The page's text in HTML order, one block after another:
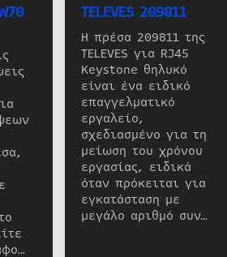
TELEVES 209811
Η πρέσα 209811 της
TELEVES για RJ45
Keystone θηλυκό
είναι ένα ειδικό
επαγγελματικό
εργαλείο,
σχεδιασμένο για τη
μείωση του χρόνου
εργασίας, ειδικά
όταν πρόκειται για
εγκατάσταση με
μεγάλο αριθμό συν…